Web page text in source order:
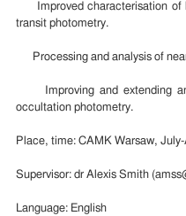
Improved characterisation of
transit photometry.
Processing and analysis of
Improving and extending an
occultation photometry.
Place, time: CAMK Warsaw,
Supervisor: dr Alexis Smith
Language: English